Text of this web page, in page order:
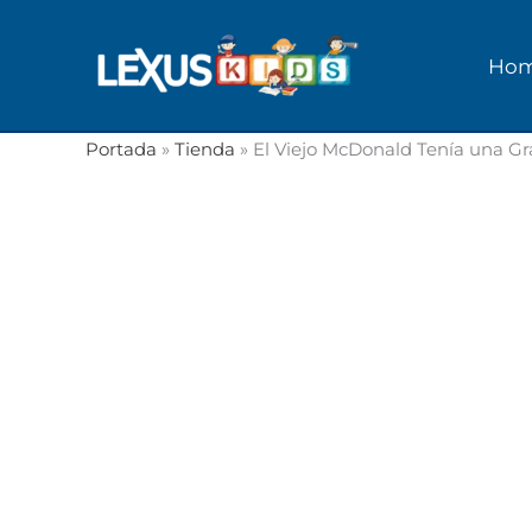
Portada » Tienda » El Viejo McDonald Tenía una